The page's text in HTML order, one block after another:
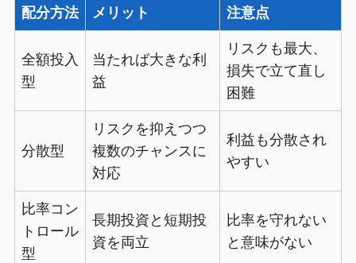
配分方法 メリット 注意点
全額投入
型
当たれば大きな利
益
リスクも最大、
損失で立て直し
困難
分散型
リスクを抑えつつ
複数のチャンスに
対応
利益も分散され
やすい
比率コン
トロール
型
長期投資と短期投
資を両立
比率を守れない
と意味がない